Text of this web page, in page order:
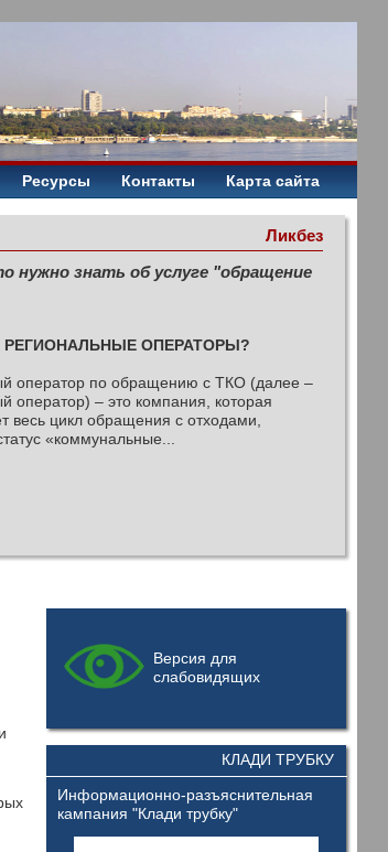
Ресурсы Контакты Карта сайта
Ликбез
нужно знать об услуге "обращение
РЕГИОНАЛЬНЫЕ ОПЕРАТОРЫ?
оператор по обращению с ТКО (далее –
оператор) – это компания, которая
весь цикл обращения с отходами,
«коммунальные...
Версия для
слабовидящих
КЛАДИ ТРУБКУ
Информационно-разъяснительная
кампания "Клади трубку"